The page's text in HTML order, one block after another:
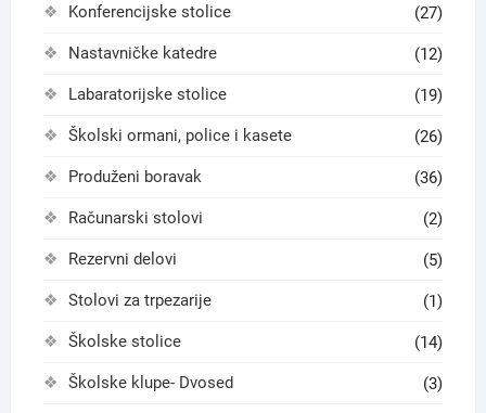
Konferencijske stolice (27)
Nastavničke katedre (12)
Labaratorijske stolice (19)
Školski ormani, police i kasete (26)
Produženi boravak (36)
Računarski stolovi (2)
Rezervni delovi (5)
Stolovi za trpezarije (1)
Školske stolice (14)
Školske klupe- Dvosed (3)